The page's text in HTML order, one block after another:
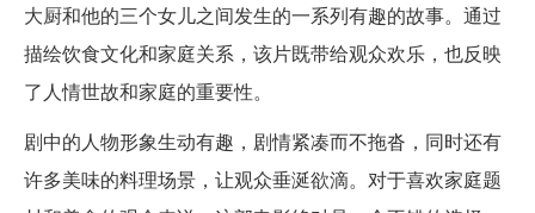
大厨和他的三个女儿之间发生的一系列有趣的故事。通过
描绘饮食文化和家庭关系，该片既带给观众欢乐，也反映
了人情世故和家庭的重要性。
剧中的人物形象生动有趣，剧情紧凑而不拖沓，同时还有
许多美味的料理场景，让观众垂涎欲滴。对于喜欢家庭题